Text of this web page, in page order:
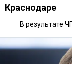
Краснодаре
В результате